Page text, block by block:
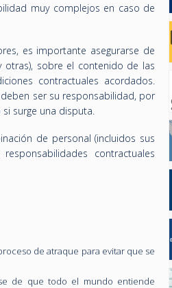
muy complejos en caso de
es importante asegurarse de
sobre el contenido de las
contractuales acordados.
ser su responsabilidad, por
surge una disputa.
de personal (incluidos sus
contractuales
de atraque para evitar que se
de que todo el mundo entiende